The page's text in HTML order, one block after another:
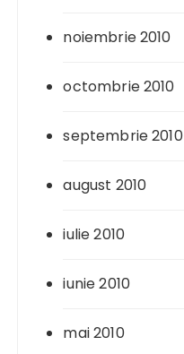
noiembrie 2010
octombrie 2010
septembrie 2010
august 2010
iulie 2010
iunie 2010
mai 2010